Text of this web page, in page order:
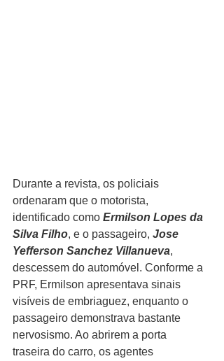
Durante a revista, os policiais
ordenaram que o motorista,
identificado como Ermilson Lopes da
Silva Filho, e o passageiro, Jose
Yefferson Sanchez Villanueva,
descessem do automóvel. Conforme a
PRF, Ermilson apresentava sinais
visíveis de embriaguez, enquanto o
passageiro demonstrava bastante
nervosismo. Ao abrirem a porta
traseira do carro, os agentes